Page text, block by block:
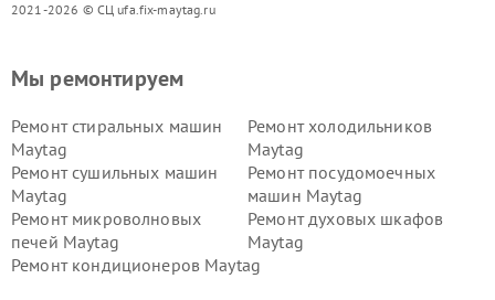
2021-2026 © СЦ ufa.fix-maytag.ru
Мы ремонтируем
Ремонт стиральных машин
Maytag
Ремонт холодильников
Maytag
Ремонт сушильных машин
Maytag
Ремонт посудомоечных
машин Maytag
Ремонт микроволновых
печей Maytag
Ремонт духовых шкафов
Maytag
Ремонт кондиционеров Maytag